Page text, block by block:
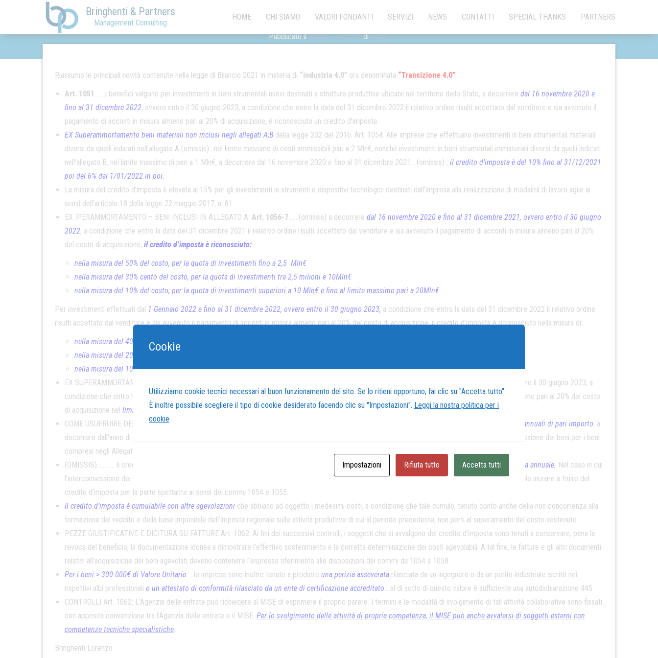
Bringhenti & Partners
Management Consulting
HOME CHI SIAMO VALORI FONDANTI SERVIZI NEWS CONTATTI SPECIAL THANKS PARTNERS
Pubblicato ilGennaio 14, 2021diBrings
Riassumo le principali novità contenute nella legge di Bilancio 2021 in materia di “industria 4.0” ora denominata “Transizione 4.0”:
Art. 1051 . …..i benefici valgono per investimenti in beni strumentali nuovi destinati a strutture produttive ubicate nel territorio dello Stato, a decorrere dal 16 novembre 2020 e
fino al 31 dicembre 2022, ovvero entro il 30 giugno 2023, a condizione che entro la data del 31 dicembre 2022 il relativo ordine risulti accettato dal venditore e sia avvenuto il
pagamento di acconti in misura almeno pari al 20% di acquisizione, è riconosciuto un credito d’imposta
EX Superammortamento beni materiali non inclusi negli allegati A;B della legge 232 del 2016: Art. 1054. Alle imprese che effettuano investimenti in beni strumentali materiali
diversi da quelli indicati nell’allegato A (omissis).. nel limite massimo di costi ammissibili pari a 2 Mln€, nonché investimenti in beni strumentali immateriali diversi da quelli indicati
nell’allegato B, nel limite massimo di pari a 1 Mln€, a decorrere dal 16 novembre 2020 e fino al 31 dicembre 2021….(omissis) , il credito d’imposta è del 10% fino al 31/12/2021
poi del 6% dal 1/01/2022 in poi.
La misura del credito d’imposta è elevata al 15% per gli investimenti in strumenti e dispositivi tecnologici destinati dall’impresa alla realizzazione di modalità di lavoro agile ai
sensi dell’articolo 18 della legge 22 maggio 2017, n. 81.
EX IPERAMMORTAMENTO – BENI INCLUSI IN ALLEGATO A: Art. 1056-7…….(omissis) a decorrere dal 16 novembre 2020 e fino al 31 dicembre 2021, ovvero entro il 30 giugno
2022, a condizione che entro la data del 31 dicembre 2021 il relativo ordine risulti accettato dal venditore e sia avvenuto il pagamento di acconti in misura almeno pari al 20%
del costo di acquisizione, il credito d’imposta è riconosciuto:
nella misura del 50% del costo, per la quota di investimenti fino a 2,5 Mln€
nella misura del 30% cento del costo, per la quota di investimenti tra 2,5 milioni e 10Mln€
nella misura del 10% del costo, per la quota di investimenti superiori a 10 Mln€ e fino al limite massimo pari a 20Mln€
Per investimenti effettuati dal 1 Gennaio 2022 e fino al 31 dicembre 2022, ovvero entro il 30 giugno 2023, a condizione che entro la data del 31 dicembre 2022 il relativo ordine
risulti accettato dal venditore e sia avvenuto il pagamento di acconti in misura almeno pari al 20% del costo di acquisizione, il credito d’imposta è riconosciuto nella misura di:
nella misura del 40% del costo, per la quota di investimenti fino a 2,5 Mln€
nella misura del 20% cento del costo, per la quota di investimenti tra 2,5 milioni e 10Mln€
nella misura del 10% del costo, per la quota di investimenti superiori a 10 Mln€ e fino al limite massimo pari a 20Mln€
EX SUPERAMMORTAMENTO DI BENI IN ALLEGATO B: Art. 1058-9…….(omissis) a decorrere dal 1 Gennaio 2021 e fino al 31 dicembre 2022, ovvero entro il 30 giugno 2023, a
condizione che entro la data del 31 dicembre 2022 il relativo ordine risulti accettato dal venditore e sia avvenuto il pagamento di acconti in misura almeno pari al 20% del costo
di acquisizione nel limite massimo di investimento pari ad 1Mln€:
COME USUFRUIRE DEL CREDITO IMPOSTA Art. 1059.
in tre quote annuali di pari importo, a
decorrere dall’anno di entrata in funzione dei beni per gli investimenti non compresi nell’Allegato A, ovvero a decorrere dall’anno di avvenuta interconnessione dei beni per i beni
compresi negli Allegati A;B.
(OMISSIS)………… il credito d’imposta ai
soggetti con un volume di ricavi o compensi inferiori a 5Mln€ è utilizzabile in compensazione in un’unica quota annuale. Nel caso in cui
l’interconnessione dei beni di cui al comma 1062 avvenga in un periodo d’imposta successivo a quello della loro entrata in funzione è comunque possibile iniziare a fruire del
credito d’imposta per la parte spettante ai sensi dei commi 1054 e 1055.
Il credito d’imposta è cumulabile con altre agevolazioni che abbiano ad oggetto i medesimi costi, a condizione che tale cumulo, tenuto conto anche della non concorrenza alla
formazione del reddito e della base imponibile dell’imposta regionale sulle attività produttive di cui al periodo precedente, non porti al superamento del costo sostenuto.
PEZZE GIUSTIFICATIVE E DICITURA SU FATTURE Art. 1062. Ai fini dei successivi controlli, i soggetti che si avvalgono del credito d’imposta sono tenuti a conservare, pena la
revoca del beneficio, la documentazione idonea a dimostrare l’effettivo sostenimento e la corretta determinazione dei costi agevolabili. A tal fine, le fatture e gli altri documenti
relativi all’acquisizione dei beni agevolati devono contenere l’espresso riferimento alle disposizioni dei commi da 1054 a 1058.
Per i beni > 300.000€ di Valore Unitario.….le imprese sono inoltre tenute a produrre una perizia asseverata rilasciata da un ingegnere o da un perito industriale iscritti nei
rispettivi albi professionali o un attestato di conformità rilasciato da un ente di certificazione accreditato….al di sotto di questo valore è sufficiente una autodichiarazione 445.
CONTROLLI Art. 1062: L’Agenzia delle entrate può richiedere al MISE di esprimere il proprio parere. I termini e le modalità di svolgimento di tali attività collaborative sono fissati
con apposita convenzione tra l’Agenzia delle entrate e il MISE. Per lo svolgimento delle attività di propria competenza, il MISE può anche avvalersi di soggetti esterni con
competenze tecniche specialistiche.
Bringhenti Lorenzo
Cookie
Utilizziamo cookie tecnici necessari al buon funzionamento del sito. Se lo ritieni opportuno, fai clic su "Accetta tutto".
È inoltre possibile scegliere il tipo di cookie desiderato facendo clic su "Impostazioni". Leggi la nostra politica per i
cookie
Impostazioni Rifiuta tutto Accetta tutti